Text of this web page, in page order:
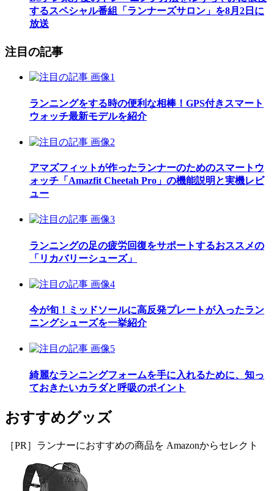
するスペシャル番組「ランナーズサロン」を8月2日に
放送
注目の記事
ランニングをする時の便利な相棒！GPS付きスマート
ウォッチ最新モデルを紹介
アマズフィットが作ったランナーのためのスマートウ
ォッチ「Amazfit Cheetah Pro」の機能説明と実機レビ
ュー
ランニングの足の疲労回復をサポートするおススメの
「リカバリーシューズ」
今が旬！ミッドソールに高反発プレートが入ったラン
ニングシューズを一挙紹介
綺麗なランニングフォームを手に入れるために、知っ
ておきたいカラダと呼吸のポイント
おすすめグッズ
［PR］ランナーにおすすめの商品を Amazonからセレクト